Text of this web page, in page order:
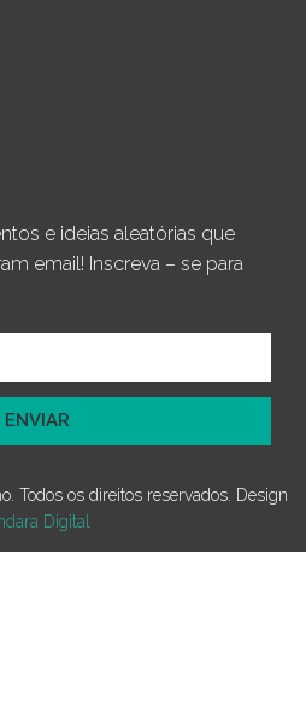
e ideias aleatórias que
email! Inscreva – se para
ENVIAR
Todos os direitos reservados. Design
Digital